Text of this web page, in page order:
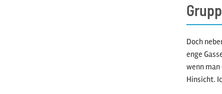
Doch
enge
wenn
Hinsicht.